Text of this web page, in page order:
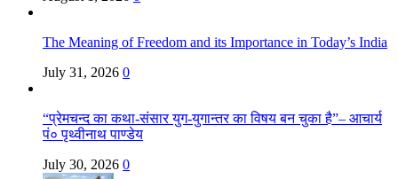
The Meaning of Freedom and its Importance in Today’s India
July 31, 2026 0
“प्रेमचन्द का कथा-संसार युग-युगान्तर का विषय बन चुका है”– आचार्य
पं० पृथ्वीनाथ पाण्डेय
July 30, 2026 0